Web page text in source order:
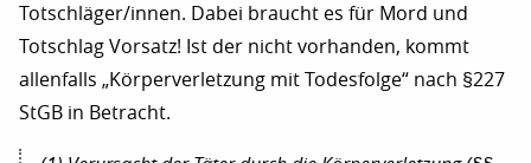
Totschläger/innen. Dabei braucht es für Mord und
Totschlag Vorsatz! Ist der nicht vorhanden, kommt
allenfalls „Körperverletzung mit Todesfolge“ nach §227
StGB in Betracht.